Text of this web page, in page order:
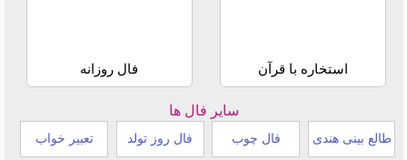
استخاره با قرآن فال روزانه
سایر فال ها
طالع بینی هندی فال چوب فال روز تولد تعبیر خواب